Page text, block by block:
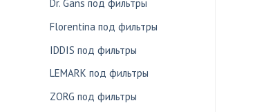
Dr. Gans под фильтры
Florentina под фильтры
IDDIS под фильтры
LEMARK под фильтры
ZORG под фильтры